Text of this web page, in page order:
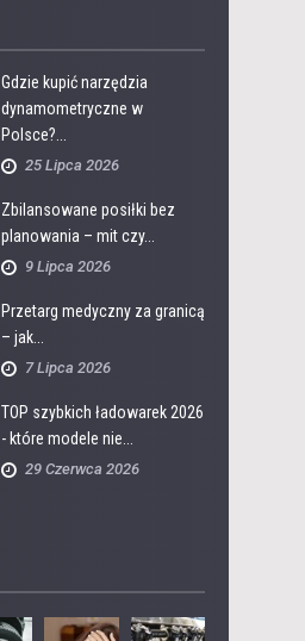
Gdzie kupić narzędzia
dynamometryczne w
Polsce?...
25 Lipca 2026
Zbilansowane posiłki bez
planowania – mit czy...
9 Lipca 2026
Przetarg medyczny za granicą
– jak...
7 Lipca 2026
TOP szybkich ładowarek 2026
- które modele nie...
29 Czerwca 2026